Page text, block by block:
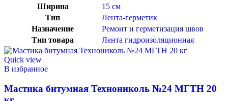
Ширина
15 см
Тип
Лента-герметик
Назначение
Ремонт и герметизация швов
Тип товара
Лента гидроизоляционная
Quick view
В избранное
Мастика битумная Технониколь №24 МГТН 20